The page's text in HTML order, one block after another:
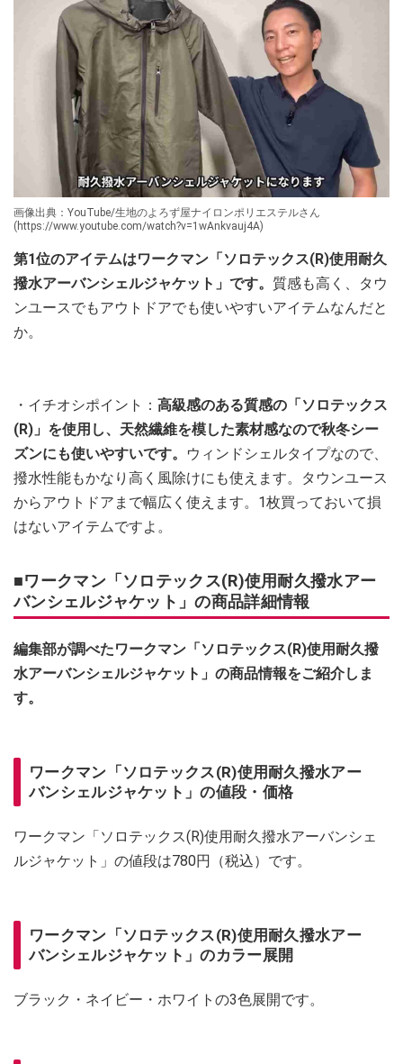
画像出典：YouTube/生地のよろず屋ナイロンポリエステルさん
(https://www.youtube.com/watch?v=1wAnkvauj4A)
第1位のアイテムはワークマン「ソロテックス(R)使用耐久
撥水アーバンシェルジャケット」です。 質感も高く、タウ
ンユースでもアウトドアでも使いやすいアイテムなんだと
か。
・イチオシポイント： 高級感のある質感の「ソロテックス
(R)」を使用し、天然繊維を模した素材感なので秋冬シー
ズンにも使いやすいです。
ウィンドシェルタイプなので、
撥水性能もかなり高く風除けにも使えます。タウンユース
からアウトドアまで幅広く使えます。1枚買っておいて損
はないアイテムですよ。
■ワークマン「ソロテックス(R)使用耐久撥水アー
バンシェルジャケット」の商品詳細情報
編集部が調べたワークマン「ソロテックス(R)使用耐久撥
水アーバンシェルジャケット」の商品情報をご紹介しま
す。
ワークマン「ソロテックス(R)使用耐久撥水アー
バンシェルジャケット」の値段・価格
ワークマン「ソロテックス(R)使用耐久撥水アーバンシェ
ルジャケット」の値段は780円（税込）です。
ワークマン「ソロテックス(R)使用耐久撥水アー
バンシェルジャケット」のカラー展開
ブラック・ネイビー・ホワイトの3色展開です。